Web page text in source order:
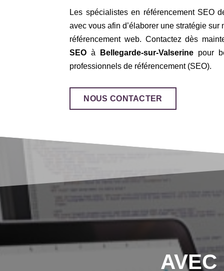
Les spécialistes en référencement SEO
avec vous afin d’élaborer une stratégie sur
référencement web. Contactez dès
SEO à Bellegarde-sur-Valserine pour
professionnels de référencement (SEO).
NOUS CONTACTER
AVEC